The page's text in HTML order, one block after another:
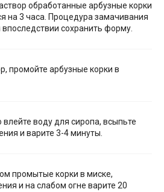
обработанные арбузные корки
на 3 часа. Процедура замачивания
сохранить форму.
промойте арбузные корки в
воду для сиропа, всыпьте
и варите 3-4 минуты.
промытые корки в миске,
и на слабом огне варите 20